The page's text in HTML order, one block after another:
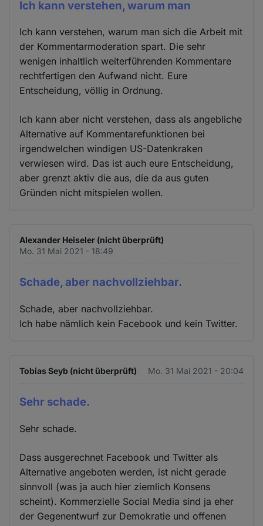
Ich kann verstehen, warum man
Ich kann verstehen, warum man sich die Arbeit mit
der Kommentarmoderation spart. Die sehr
wenigen inhaltlich weiterführenden Kommentare
rechtfertigen den Aufwand nicht. Eure
Entscheidung, völlig in Ordnung.
Ich kann aber nicht verstehen, dass als angebliche
Alternative auf Kommentarefunktionen bei
irgendwelchen windigen US-Datenkraken
verwiesen wird. Das ist auch eure Entscheidung,
aber grenzt aktiv die aus, die da aus guten
Gründen nicht mitspielen wollen.
Alexander Heiseler (nicht überprüft)
Mo. 31 Mai 2021 - 18:49
Schade, aber nachvollziehbar.
Schade, aber nachvollziehbar.
Ich habe nämlich kein Facebook und kein Twitter.
Tobias Seyb (nicht überprüft) Mo. 31 Mai 2021 - 20:04
Sehr schade.
Sehr schade.
Dass ausgerechnet Facebook und Twitter als
Alternative angeboten werden, ist nicht gerade
sinnvoll (was ja auch hier ziemlich Konsens
scheint). Kommerzielle Social Media sind ja eher
der Gegenentwurf zur Demokratie und offenen